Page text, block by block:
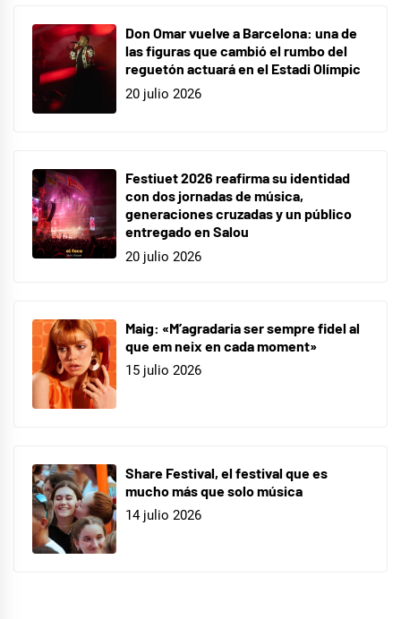
Don Omar vuelve a Barcelona: una de
las figuras que cambió el rumbo del
reguetón actuará en el Estadi Olímpic
20 julio 2026
Festiuet 2026 reafirma su identidad
con dos jornadas de música,
generaciones cruzadas y un público
entregado en Salou
20 julio 2026
Maig: «M’agradaria ser sempre fidel al
que em neix en cada moment»
15 julio 2026
Share Festival, el festival que es
mucho más que solo música
14 julio 2026